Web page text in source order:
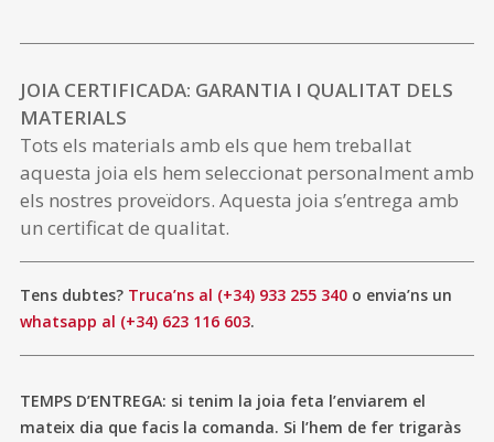
JOIA CERTIFICADA: GARANTIA I QUALITAT DELS
MATERIALS
Tots els materials amb els que hem treballat
aquesta joia els hem seleccionat personalment amb
els nostres proveïdors. Aquesta joia s’entrega amb
un certificat de qualitat.
Tens dubtes? Truca’ns al (+34) 933 255 340 o envia’ns un
whatsapp al (+34) 623 116 603.
TEMPS D’ENTREGA: si tenim la joia feta l’enviarem el
mateix dia que facis la comanda. Si l’hem de fer trigaràs